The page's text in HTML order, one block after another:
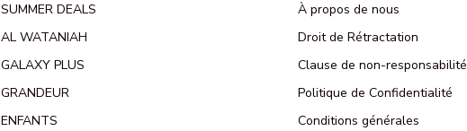
SUMMER DEALS
AL WATANIAH
GALAXY PLUS
GRANDEUR
ENFANTS
À propos de nous
Droit de Rétractation
Clause de non-responsabilité
Politique de Confidentialité
Conditions générales